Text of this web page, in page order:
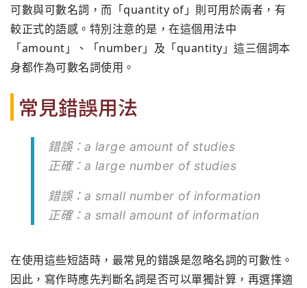
可數與可數名詞，而「quantity of」則可用於兩者，有
較正式的語感。特別注意的是，在這個用法中
「amount」、「number」及「quantity」這三個詞本
身都作為可數名詞使用。
常見錯誤用法
錯誤：a large amount of studies
正確：a large number of studies
錯誤：a small number of information
正確：a small amount of information
在使用這些短語時，最常見的錯誤是忽略名詞的可數性。
因此，寫作時應先判斷名詞是否可以單獨計算，再選擇適